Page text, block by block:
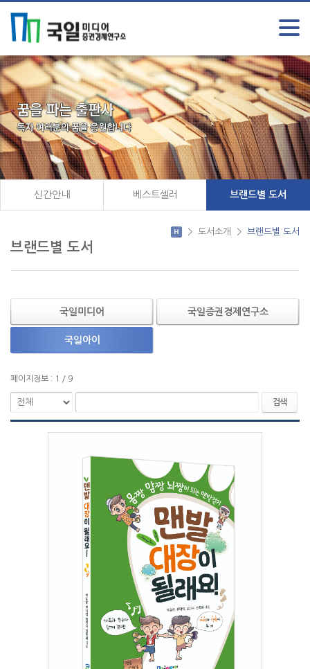
신간안내 베스트셀러 브랜드별 도서
브랜드별 도서
> 도서소개 > 브랜드별 도서
국일미디어 국일증권경제연구소
국일아이
페이지정보 : 1 / 9
검색